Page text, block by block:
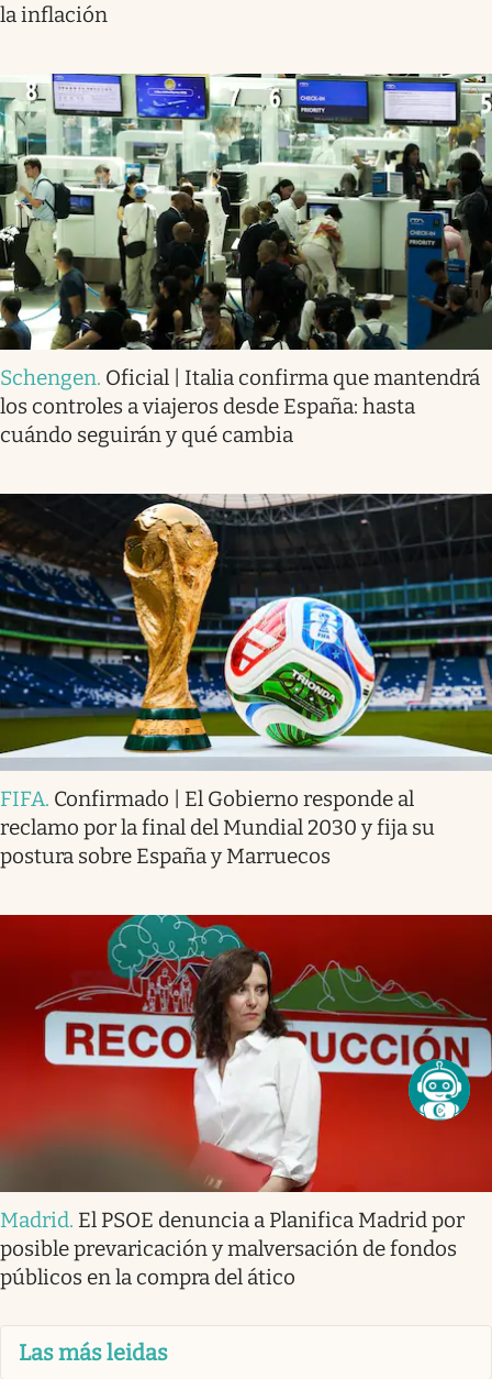
la inflación
Schengen. Oficial | Italia confirma que mantendrá
los controles a viajeros desde España: hasta
cuándo seguirán y qué cambia
FIFA. Confirmado | El Gobierno responde al
reclamo por la final del Mundial 2030 y fija su
postura sobre España y Marruecos
Madrid. El PSOE denuncia a Planifica Madrid por
posible prevaricación y malversación de fondos
públicos en la compra del ático
Las más leidas